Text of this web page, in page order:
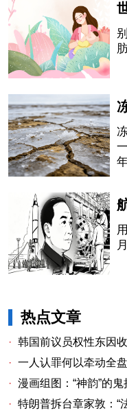
热点文章
· 韩国前议员权性东因
· 一人认罪何以牵动全
· 漫画组图：“神韵”的鬼
· 特朗普拆台章家敦：“